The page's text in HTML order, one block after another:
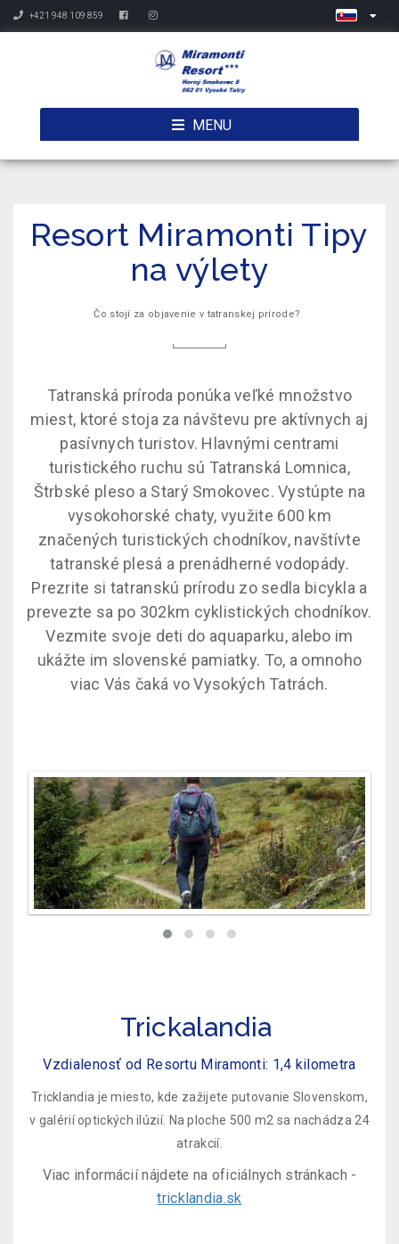
+421 948 109 859
MENU
Resort Miramonti Tipy
na výlety
Čo stojí za objavenie v tatranskej prírode?
Tatranská príroda ponúka veľké množstvo
miest, ktoré stoja za návštevu pre aktívnych aj
pasívnych turistov. Hlavnými centrami
turistického ruchu sú Tatranská Lomnica,
Štrbské pleso a Starý Smokovec. Vystúpte na
vysokohorské chaty, využite 600 km
značených turistických chodníkov, navštívte
tatranské plesá a prenádherné vodopády.
Prezrite si tatranskú prírodu zo sedla bicykla a
prevezte sa po 302km cyklistických chodníkov.
Vezmite svoje deti do aquaparku, alebo im
ukážte im slovenské pamiatky. To, a omnoho
viac Vás čaká vo Vysokých Tatrách.
Trickalandia
Vzdialenosť od Resortu Miramonti: 1,4 kilometra
Tricklandia je miesto, kde zažijete putovanie Slovenskom,
v galérií optických ilúzií. Na ploche 500 m2 sa nachádza 24
atrakcií.
Viac informácií nájdete na oficiálnych stránkach -
tricklandia.sk